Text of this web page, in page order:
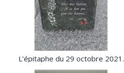
L’épitaphe du 29 octobre 2021.